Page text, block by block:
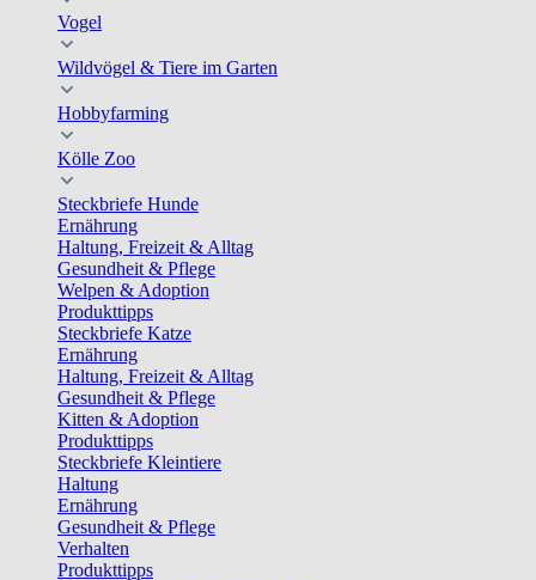
Vogel
Wildvögel & Tiere im Garten
Hobbyfarming
Kölle Zoo
Steckbriefe Hunde
Ernährung
Haltung, Freizeit & Alltag
Gesundheit & Pflege
Welpen & Adoption
Produkttipps
Steckbriefe Katze
Ernährung
Haltung, Freizeit & Alltag
Gesundheit & Pflege
Kitten & Adoption
Produkttipps
Steckbriefe Kleintiere
Haltung
Ernährung
Gesundheit & Pflege
Verhalten
Produkttipps